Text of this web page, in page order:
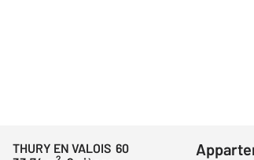
THURY EN VALOIS 60